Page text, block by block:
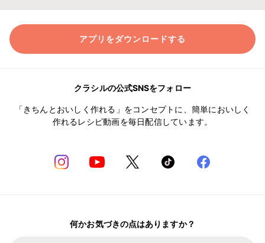
アプリをダウンロードする
クラシルの公式SNSをフォロー
「きちんとおいしく作れる」をコンセプトに、簡単においしく
作れるレシピ動画を毎日配信しています。
何かお気づきの点はありますか？